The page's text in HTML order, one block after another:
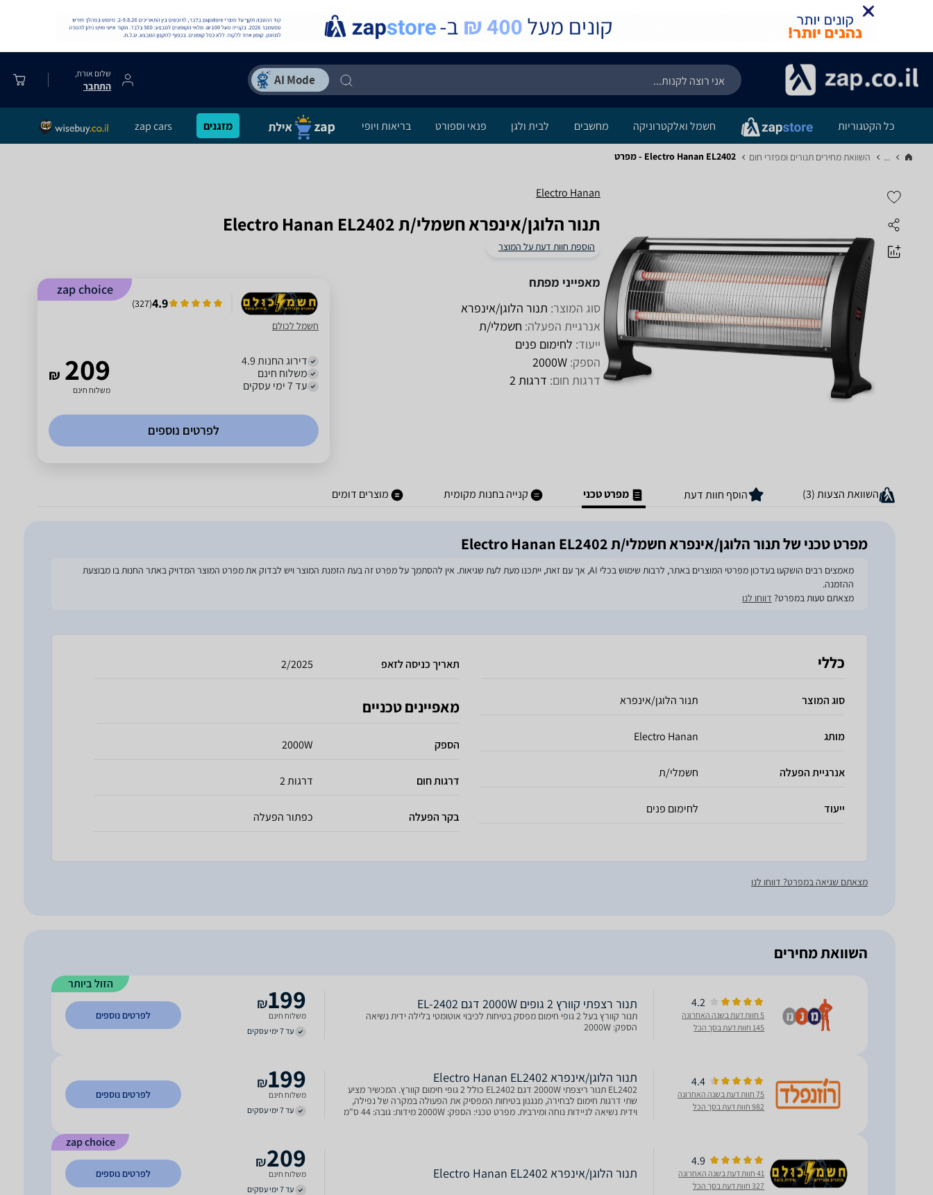
שלום אורח,
התחבר
כל הקטגוריות חשמל ואלקטרוניקה מחשבים לבית ולגן פנאי וספורט בריאות ויופי מזגנים zap cars
... השוואת מחירים תנורים ומפזרי חום‏ Electro Hanan EL2402 - מפרט
Electro Hanan
‏תנור הלוגן/אינפרא ‏חשמלי/ת Electro Hanan EL2402
הוספת חוות דעת על המוצר
מאפייני מפתח
סוג המוצר: תנור הלוגן/אינפרא
אנרגיית הפעלה: חשמלי/ת
ייעוד: לחימום פנים
הספק: 2000W
דרגות חום: דרגות‏ 2
zap choice
4.9
(
327
)
חשמל לכולם
דירוג החנות 4.9
משלוח חינם
עד 7 ימי עסקים
₪ 209
משלוח חינם
לפרטים נוספים
השוואת הצעות (3) הוסף חוות דעת מפרט טכני קנייה בחנות מקומית מוצרים דומים
מפרט טכני של ‏תנור הלוגן/אינפרא ‏חשמלי/ת Electro Hanan EL2402
מאמצים רבים הושקעו בעדכון מפרטי המוצרים באתר, לרבות שימוש בכלי AI, אך עם זאת, ייתכנו מעת לעת שגיאות. אין להסתמך על מפרט זה בעת הזמנת המוצר ויש לבדוק את מפרט המוצר המדויק באתר החנות בו מבוצעת
ההזמנה.
מצאתם טעות במפרט? דווחו לנו
כללי
סוג המוצר תנור הלוגן/אינפרא
מותג Electro Hanan
אנרגיית הפעלה חשמלי/ת
ייעוד לחימום פנים
תאריך כניסה לזאפ 2/2025
מאפיינים טכניים
הספק 2000W
דרגות חום 2 דרגות
בקר הפעלה כפתור הפעלה
מצאתם שגיאה במפרט? דווחו לנו
השוואת מחירים
הזול ביותר
4.2
5 חוות דעת בשנה האחרונה
145 חוות דעת בסך הכל
תנור רצפתי קוורץ 2 גופים 2000W דגם EL-2402
תנור קוורץ בעל 2 גופי חימום מפסק בטיחות לכיבוי אוטומטי בלילה ידית נשיאה
הספק: 2000W
199
₪
משלוח חינם
עד 7 ימי עסקים
לפרטים נוספים
4.4
75 חוות דעת בשנה האחרונה
982 חוות דעת בסך הכל
‏תנור הלוגן/אינפרא Electro Hanan EL2402
EL2402 תנור ריצפתי 2000W דגם EL2402 כולל 2 גופי חימום קוורץ. המכשיר מציע
שתי דרגות חימום לבחירה, מנגנון בטיחות המפסיק את הפעולה במקרה של נפילה,
וידית נשיאה לניידות נוחה ומירבית. מפרט טכני: הספק: 2000W מידות: גובה: 44 ס"מ
199
₪
משלוח חינם
עד 7 ימי עסקים
לפרטים נוספים
zap choice
4.9
41 חוות דעת בשנה האחרונה
327 חוות דעת בסך הכל
‏תנור הלוגן/אינפרא Electro Hanan EL2402 209
₪
משלוח חינם
עד 7 ימי עסקים
לפרטים נוספים